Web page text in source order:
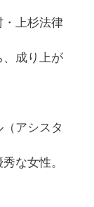
・上杉法律
、成り上が
アシスタ
な女性。